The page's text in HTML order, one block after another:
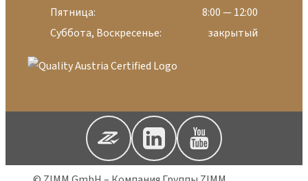
Пятница:
8:00 — 12:00
Суббота, Воскресенье:
закрытый